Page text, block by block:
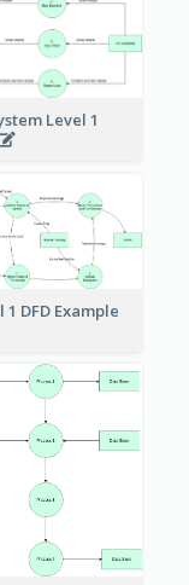
Level 1
1 DFD Example